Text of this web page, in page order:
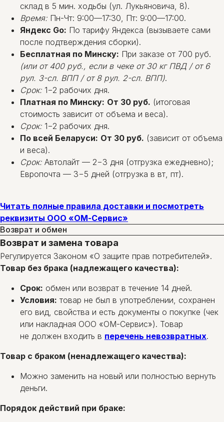
склад в 5 мин. ходьбы (ул. Лукьяновича, 8).
Время: Пн-Чт: 9:00—17:30, Пт: 9:00—17:00.
Яндекс Go: По тарифу Яндекса (вызываете сами
после подтверждения сборки).
Бесплатная по Минску: При заказе от 700 руб.
(или от 400 руб., если в чеке от 30 кг ПВД / от 6
рул. 3-сл. ВПП / от 8 рул. 2-сл. ВПП).
Срок: 1−2 рабочих дня.
Платная по Минску: От 30 руб. (итоговая
стоимость зависит от объема и веса).
Срок: 1−2 рабочих дня.
По всей Беларуси: От 30 руб. (зависит от объема
и веса).
Срок: Автолайт — 2−3 дня (отгрузка ежедневно);
Европочта — 3−5 дней (отгрузка в вт, пт).
Читать полные правила доставки и посмотреть
реквизиты ООО «ОМ-Сервис»
Возврат и обмен
Возврат и замена товара
Регулируется Законом «О защите прав потребителей».
Товар без брака (надлежащего качества):
Срок: обмен или возврат в течение 14 дней.
Условия: товар не был в употреблении, сохранен
его вид, свойства и есть документы о покупке (чек
или накладная ООО «ОМ-Сервис»). Товар
не должен входить в перечень невозвратных.
Товар с браком (ненадлежащего качества):
Можно заменить на новый или полностью вернуть
деньги.
Порядок действий при браке: